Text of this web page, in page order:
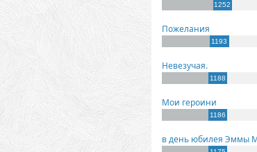
1252
Пожелания
1193
Невезучая.
1188
Мои героини
1186